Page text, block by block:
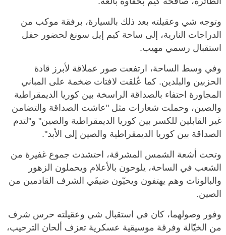
وتوجه شي وعقيلته بعد ذلك بالسيارة، برفقة موكب من
الدراجات النارية، إلى ساحة كيم إيل سونغ لحضور حفل
استقبال رسمي مهيب.
وفي وسط الساحة، ارتفعت صور عملاقة لأبرز قادة
الحزبين والبلدين. كما عُلقت لافتات ضخمة على المباني
المجاورة احتفاء بالصداقة الراسخة بين كوريا الديمقراطية
والصين، وحملت شعارات مثل "عاشت الصداقة والتضامن
غير القابلين للكسر بين كوريا الديمقراطية والصين" و"لتدم
الصداقة بين كوريا الديمقراطية والصين إلى الأبد".
وتحت أشعة الشمس المشرقة، احتشدت جموع غفيرة من
الشعب في الساحة، يلوحون بالأعلام ويحملون الزهور
والبالونات وهم يهتفون ويحيّون ضيفَي الشرف القادمين من
الصين.
وفور وصولهما، كان في استقبال شي وعقيلته حرس شرف
من الخيّالة وفرقة موسيقية عسكرية تعزف ألحان الترحيب،